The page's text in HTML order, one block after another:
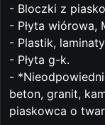
- Bloczki z
- Płyta wiórowa,
- Plastik,
- Płyta g-k.
-
beton, granit,
piaskowca o